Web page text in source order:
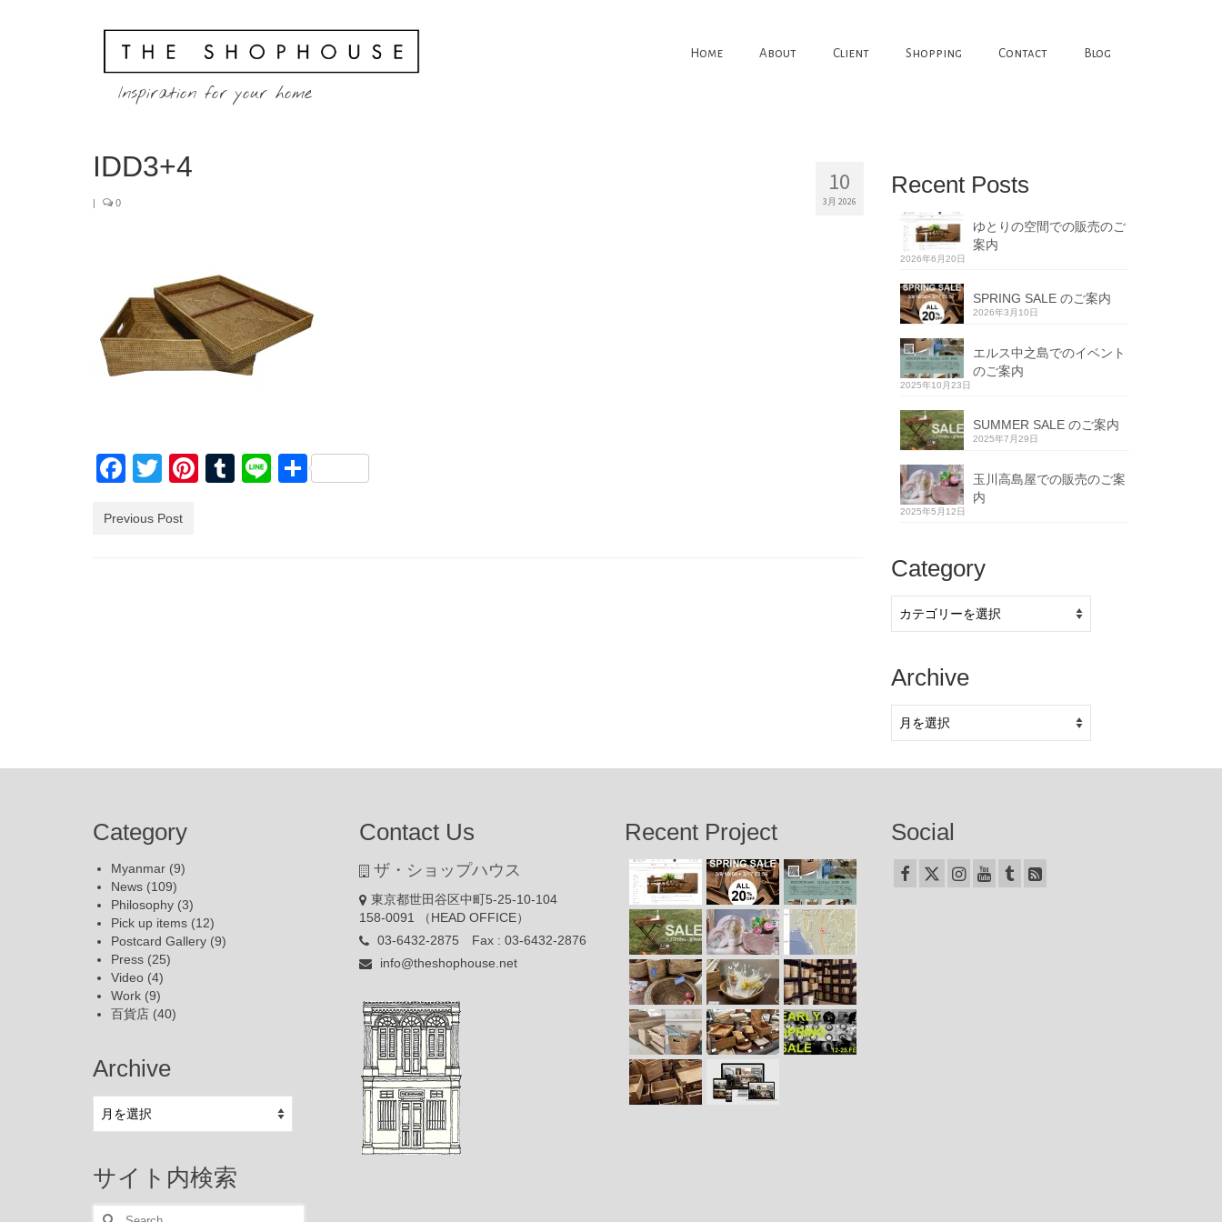
Inspiration for your home
Home About Client Shopping Contact Blog
10
3月 2026
IDD3+4
0
Facebook
TwitterPinterest
Tumblr
Line共
Previous Post
Recent Posts
ゆとりの空間での販売のご
案内
2026年6月20日
SPRING SALE のご案内
2026年3月10日
エルス中之島でのイベント
のご案内
2025年10月23日
SUMMER SALE のご案内
2025年7月29日
玉川高島屋での販売のご案
内
2025年5月12日
Category
Archive
Category
Myanmar (9)
News (109)
Philosophy (3)
Pick up items (12)
Postcard Gallery (9)
Press (25)
Video (4)
Work (9)
百貨店 (40)
Archive
サイト内検索
Search
Contact Us
ザ・ショップハウス
東京都世田谷区中町5-25-10-104
158-0091 （HEAD OFFICE）
03-6432-2875 Fax : 03-6432-2876
info@theshophouse.net
Recent Project Social